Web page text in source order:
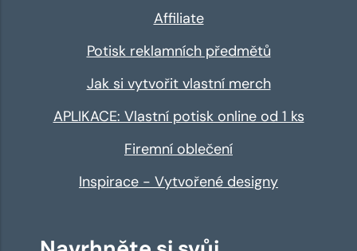
Affiliate
Potisk reklamních předmětů
Jak si vytvořit vlastní merch
APLIKACE: Vlastní potisk online od 1 ks
Firemní oblečení
Inspirace - Vytvořené designy